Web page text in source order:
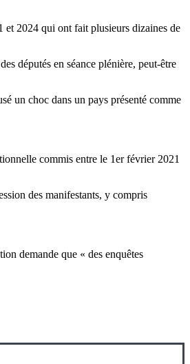
et 2024 qui ont fait plusieurs dizaines de
députés en séance plénière, peut-être
un choc dans un pays présenté comme
commis entre le 1er février 2021
des manifestants, y compris
demande que « des enquêtes